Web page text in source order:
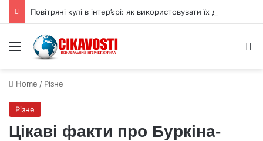
Menu
Home / Різне
Різне
Цікаві факти про Буркіна-